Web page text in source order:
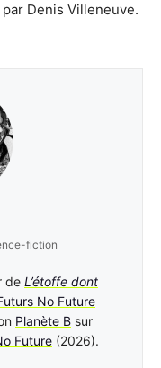
par Denis Villeneuve.
fiction
de L’étoffe dont
No Future
Planète B sur
Future (2026).